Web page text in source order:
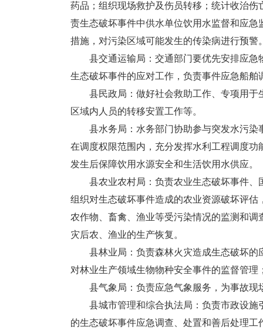
药品；组织现场救护及伤员转移；统计收治
责生态破坏事件中供水单位饮用水监督和应
措施，对污染区域可能发生的传染病进行预警
县交通运输局：交通部门要优先安排应急
生态破坏事件的应对工作，负责事件应急船舶
县民政局：做好社会救助工作、专项用于
区域内人员的转移安置工作等。
县水务局：水务部门协助参与突发水污染
在调度权限范围内，充分发挥水利工程调度
发生后保障饮用水源安全和生活饮用水供应。
县农业农村局：负责农业生态破坏事件、
组织对生态破坏事件造成的农业资源破坏评
农作物、畜禽、渔业等受污染情况的监测和
灾后农、渔业的生产恢复。
县林业局：负责森林火灾造成生态破坏的
对林业生产领域生物物种安全事件的监督管
县气象局：负责应急气象服务，为事故现
县城市管理和综合执法局：负责市政设施
的生态破坏事件应急调查、处置和善后处理工